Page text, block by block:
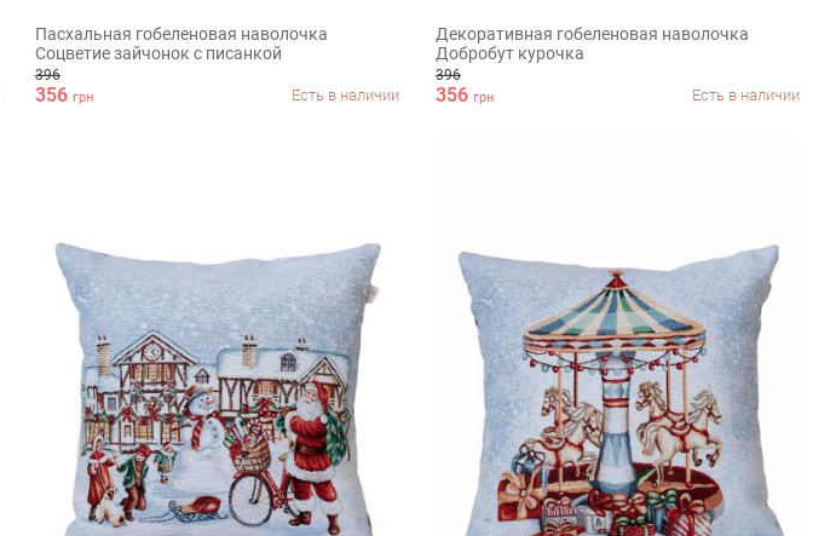
Пасхальная гобеленовая наволочка
Соцветие зайчонок с писанкой
396
356 грн Есть в наличии
Декоративная гобеленовая наволочка
Добробут курочка
396
356 грн Есть в наличии